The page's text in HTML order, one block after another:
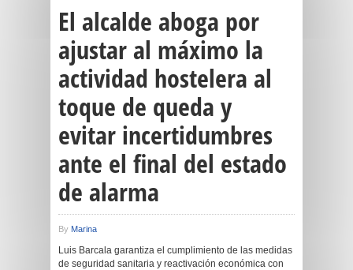
El alcalde aboga por
ajustar al máximo la
actividad hostelera al
toque de queda y
evitar incertidumbres
ante el final del estado
de alarma
By Marina
Luis Barcala garantiza el cumplimiento de las medidas
de seguridad sanitaria y reactivación económica con